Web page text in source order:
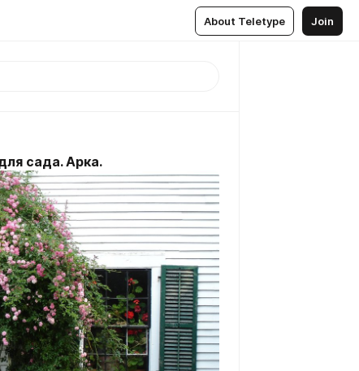
About Teletype Join
сада. Арка.